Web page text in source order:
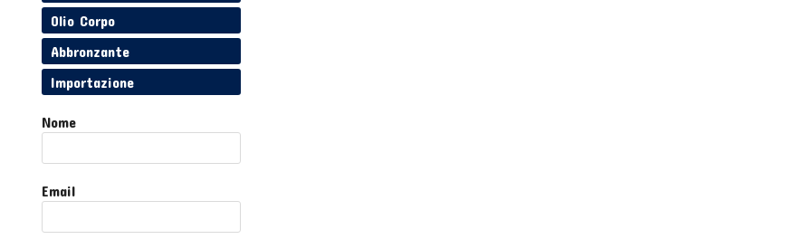
Olio Corpo
Abbronzante
Importazione
Nome
Email